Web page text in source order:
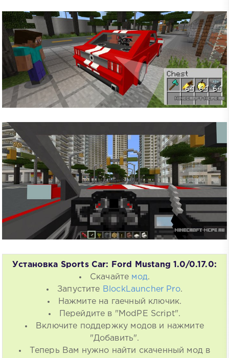
Установка Sports Car: Ford Mustang 1.0/0.17.0:
Скачайте мод .
Запустите BlockLauncher Pro.
Нажмите на гаечный ключик.
Перейдите в "ModPE Script".
Включите поддержку модов и нажмите
"Добавить".
Теперь Вам нужно найти скаченный мод в